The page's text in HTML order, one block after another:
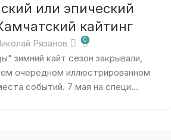
или эпический
кайтинг
Рязанов 0
зимний кайт сезон закрывали,
очередном иллюстрированном
событий. 7 мая на специ...